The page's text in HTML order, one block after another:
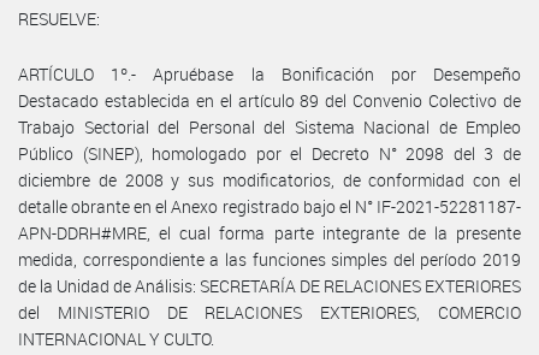
RESUELVE:
ARTÍCULO 1º.- Apruébase la Bonificación por Desempeño
Destacado establecida en el artículo 89 del Convenio Colectivo de
Trabajo Sectorial del Personal del Sistema Nacional de Empleo
Público (SINEP), homologado por el Decreto N° 2098 del 3 de
diciembre de 2008 y sus modificatorios, de conformidad con el
detalle obrante en el Anexo registrado bajo el N° IF-2021-52281187-
APN-DDRH#MRE, el cual forma parte integrante de la presente
medida, correspondiente a las funciones simples del período 2019
de la Unidad de Análisis: SECRETARÍA DE RELACIONES EXTERIORES
del MINISTERIO DE RELACIONES EXTERIORES, COMERCIO
INTERNACIONAL Y CULTO.